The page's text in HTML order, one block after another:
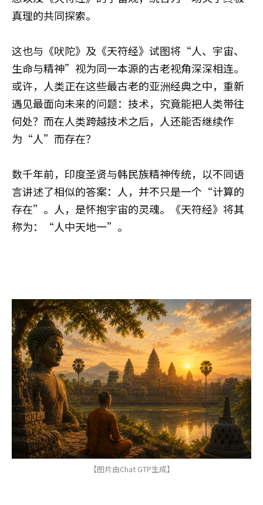
真理的共同探索。
这也与《吠陀》及《天符经》试图将“人、宇宙、
生命与精神”视为同一本源的古老视角深深相连。
或许，人类正在这些最古老的亚洲经典之中，重新
遇见最面向未来的问题：技术，究竟能把人类带往
何处？而在人类跨越技术之后，人还能否继续作
为“人”而存在？
数千年前，印度圣贤与韩民族精神传统，以不同语
言讲述了相似的答案：人，并不只是一个“计算的
存在”。人，是怀抱宇宙的灵魂。《天符经》将其
称为：“人中天地一”。
【图片由Chat GTP生成】